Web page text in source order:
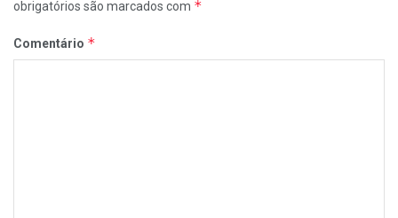
obrigatórios são marcados com *
Comentário *